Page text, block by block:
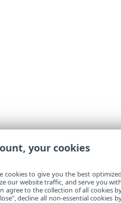
your cookies
cookies to give you the best
our website traffic, and serve you
agree to the collection of all cookies
decline all non-essential cookies